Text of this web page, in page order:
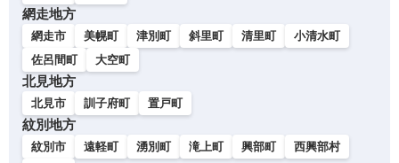
網走地方
網走市 美幌町 津別町 斜里町 清里町
小清水町
佐呂間町
大空町
北見地方
北見市 訓子府町 置戸町
紋別地方
紋別市 遠軽町 湧別町 滝上町 興部町
西興部村